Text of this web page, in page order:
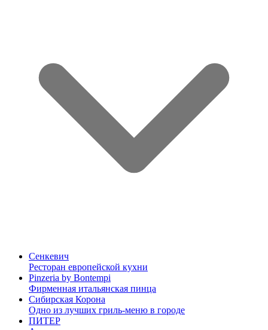
Сенкевич
Ресторан европейской кухни
Pinzeria by Bontempi
Фирменная итальянская пинца
Сибирская Корона
Одно из лучших гриль-меню в городе
ПИТЕР